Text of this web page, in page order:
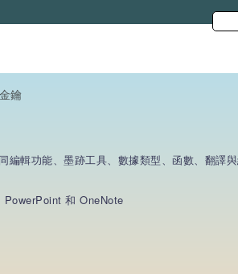
鑰
輯功能、墨跡工具、數據類型、函數、翻譯
和 OneNote